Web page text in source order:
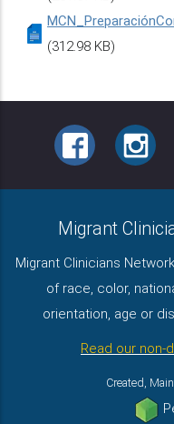
(312.98 KB)
FACEBOOK
Migrant
Migrant Clinicians
of race, color,
orientation, age or
Read our non-
Created,